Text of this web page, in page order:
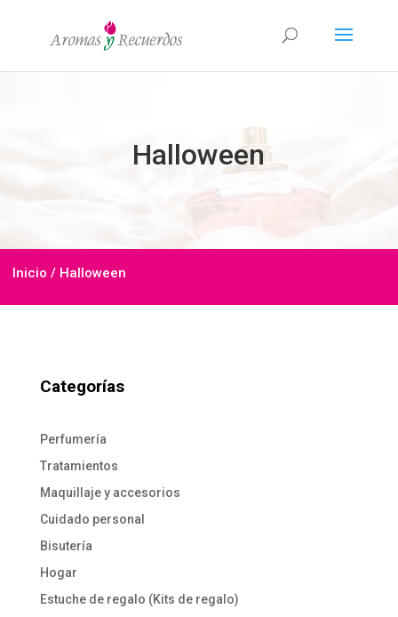
Halloween
Inicio / Halloween
Categorías
Perfumería
Tratamientos
Maquillaje y accesorios
Cuidado personal
Bisutería
Hogar
Estuche de regalo (Kits de regalo)